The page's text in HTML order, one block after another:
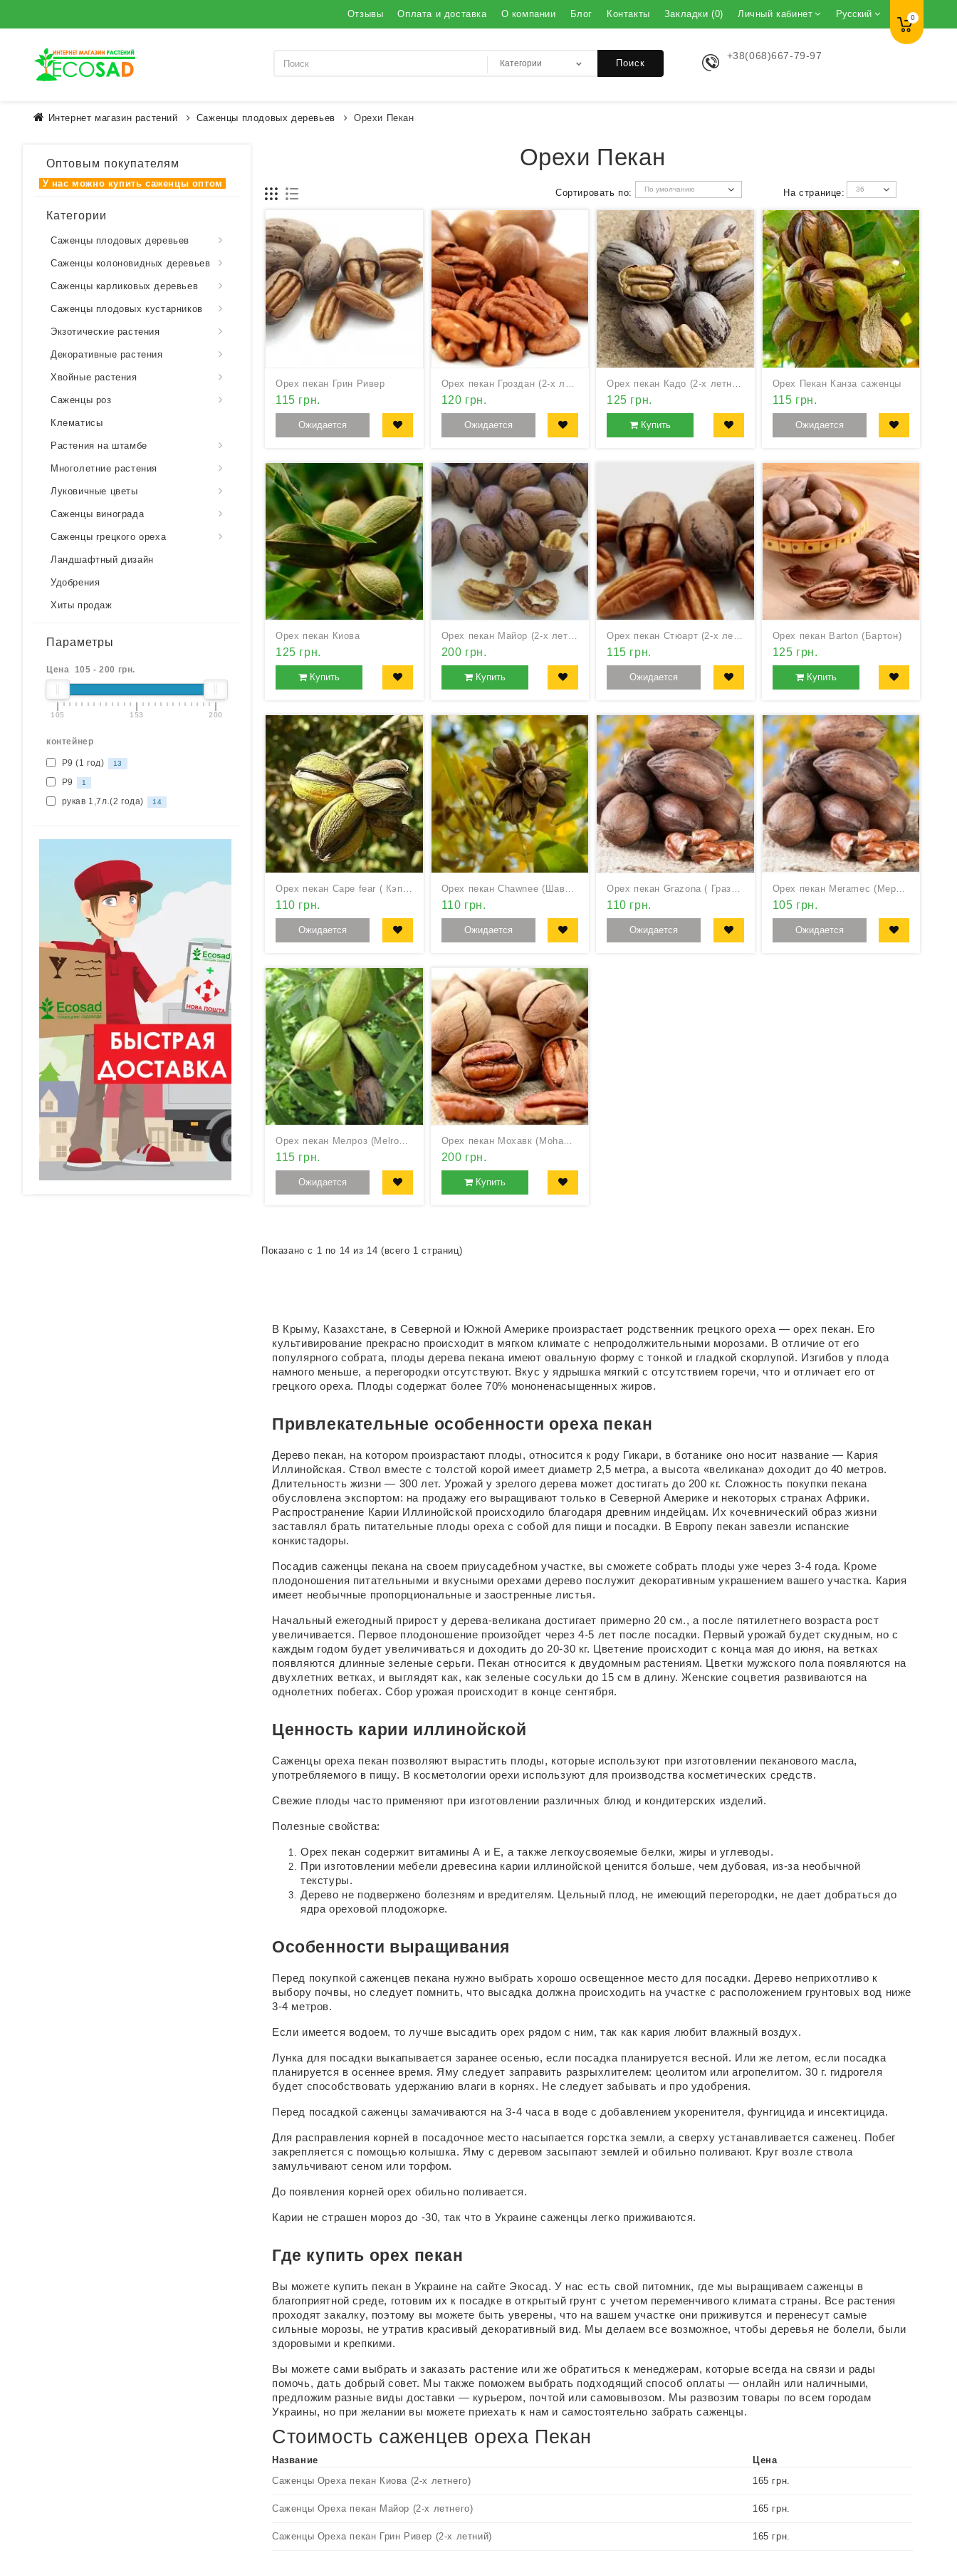
Отзывы Оплата и доставка О компании Блог Контакты Закладки (0) Личный кабинет Русский 0
+38(068)667-79-97
Поиск
Интернет магазин растений Саженцы плодовых деревьев Орехи Пекан
Оптовым покупателям
У нас можно купить саженцы оптом
Категории
Саженцы плодовых деревьев
Саженцы колоновидных деревьев
Саженцы карликовых деревьев
Саженцы плодовых кустарников
Экзотические растения
Декоративные растения
Хвойные растения
Саженцы роз
Клематисы
Растения на штамбе
Многолетние растения
Луковичные цветы
Саженцы винограда
Саженцы грецкого ореха
Ландшафтный дизайн
Удобрения
Хиты продаж
Параметры
Цена 105 -200 грн.
105 153 200
контейнеp
Р9 (1 год) 13
P9 1
рукав 1,7л.(2 года) 14
Орехи Пекан
На странице:
Сортировать по:
Орех пекан Грин Ривер
115 грн.
Ожидается
120 грн.
Ожидается
125 грн.
Купить
Орех Пекан Канза саженцы
115 грн.
Ожидается
Орех пекан Киова
125 грн.
Купить
Орех пекан Майор (2-х летний)
200 грн.
Купить
Орех пекан Стюарт (2-х летний)
115 грн.
Ожидается
Орех пекан Barton (Бартон)
125 грн.
Купить
110 грн.
Ожидается
110 грн.
Ожидается
110 грн.
Ожидается
105 грн.
Ожидается
Орех пекан Мелроз (Melrose)
115 грн.
Ожидается
Орех пекан Мохавк (Mohawk)
200 грн.
Купить
Показано с 1 по 14 из 14 (всего 1 страниц)
В Крыму, Казахстане, в Северной и Южной Америке произрастает родственник грецкого ореха — орех пекан. Его
культивирование прекрасно происходит в мягком климате с непродолжительными морозами. В отличие от его
популярного собрата, плоды дерева пекана имеют овальную форму с тонкой и гладкой скорлупой. Изгибов у плода
намного меньше, а перегородки отсутствуют. Вкус у ядрышка мягкий с отсутствием горечи, что и отличает его от
грецкого ореха. Плоды содержат более 70% мононенасыщенных жиров.
Привлекательные особенности ореха пекан
Дерево пекан, на котором произрастают плоды, относится к роду Гикари, в ботанике оно носит название — Кария
Иллинойская. Ствол вместе с толстой корой имеет диаметр 2,5 метра, а высота «великана» доходит до 40 метров.
Длительность жизни — 300 лет. Урожай у зрелого дерева может достигать до 200 кг. Сложность покупки пекана
обусловлена экспортом: на продажу его выращивают только в Северной Америке и некоторых странах Африки.
Распространение Карии Иллинойской происходило благодаря древним индейцам. Их кочевнический образ жизни
заставлял брать питательные плоды ореха с собой для пищи и посадки. В Европу пекан завезли испанские
конкистадоры.
Посадив саженцы пекана на своем приусадебном участке, вы сможете собрать плоды уже через 3-4 года. Кроме
плодоношения питательными и вкусными орехами дерево послужит декоративным украшением вашего участка. Кария
имеет необычные пропорциональные и заостренные листья.
Начальный ежегодный прирост у дерева-великана достигает примерно 20 см., а после пятилетнего возраста рост
увеличивается. Первое плодоношение произойдет через 4-5 лет после посадки. Первый урожай будет скудным, но с
каждым годом будет увеличиваться и доходить до 20-30 кг. Цветение происходит с конца мая до июня, на ветках
появляются длинные зеленые серьги. Пекан относится к двудомным растениям. Цветки мужского пола появляются на
двухлетних ветках, и выглядят как, как зеленые сосульки до 15 см в длину. Женские соцветия развиваются на
однолетних побегах. Сбор урожая происходит в конце сентября.
Ценность карии иллинойской
Саженцы ореха пекан позволяют вырастить плоды, которые используют при изготовлении пеканового масла,
употребляемого в пищу. В косметологии орехи используют для производства косметических средств.
Свежие плоды часто применяют при изготовлении различных блюд и кондитерских изделий.
Полезные свойства:
Орех пекан содержит витамины А и Е, а также легкоусвояемые белки, жиры и углеводы.
При изготовлении мебели древесина карии иллинойской ценится больше, чем дубовая, из-за необычной
текстуры.
Дерево не подвержено болезням и вредителям. Цельный плод, не имеющий перегородки, не дает добраться до
ядра ореховой плодожорке.
Особенности выращивания
Перед покупкой саженцев пекана нужно выбрать хорошо освещенное место для посадки. Дерево неприхотливо к
выбору почвы, но следует помнить, что высадка должна происходить на участке с расположением грунтовых вод ниже
3-4 метров.
Если имеется водоем, то лучше высадить орех рядом с ним, так как кария любит влажный воздух.
Лунка для посадки выкапывается заранее осенью, если посадка планируется весной. Или же летом, если посадка
планируется в осеннее время. Яму следует заправить разрыхлителем: цеолитом или агропелитом. 30 г. гидрогеля
будет способствовать удержанию влаги в корнях. Не следует забывать и про удобрения.
Перед посадкой саженцы замачиваются на 3-4 часа в воде с добавлением укоренителя, фунгицида и инсектицида.
Для расправления корней в посадочное место насыпается горстка земли, а сверху устанавливается саженец. Побег
закрепляется с помощью колышка. Яму с деревом засыпают землей и обильно поливают. Круг возле ствола
замульчивают сеном или торфом.
До появления корней орех обильно поливается.
Карии не страшен мороз до -30, так что в Украине саженцы легко приживаются.
Где купить орех пекан
Вы можете купить пекан в Украине на сайте Экосад. У нас есть свой питомник, где мы выращиваем саженцы в
благоприятной среде, готовим их к посадке в открытый грунт с учетом переменчивого климата страны. Все растения
проходят закалку, поэтому вы можете быть уверены, что на вашем участке они приживутся и перенесут самые
сильные морозы, не утратив красивый декоративный вид. Мы делаем все возможное, чтобы деревья не болели, были
здоровыми и крепкими.
Вы можете сами выбрать и заказать растение или же обратиться к менеджерам, которые всегда на связи и рады
помочь, дать добрый совет. Мы также поможем выбрать подходящий способ оплаты — онлайн или наличными,
предложим разные виды доставки — курьером, почтой или самовывозом. Мы развозим товары по всем городам
Украины, но при желании вы можете приехать к нам и самостоятельно забрать саженцы.
Стоимость саженцев ореха Пекан
Название
Цена
Саженцы Ореха пекан Киова (2-х летнего)
165 грн.
Саженцы Ореха пекан Майор (2-х летнего) 165 грн.
Саженцы Ореха пекан Грин Ривер (2-х летний) 165 грн.